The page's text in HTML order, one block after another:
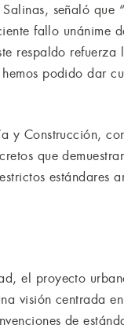
señaló
fallo unánime
respaldo
podido dar
y Construcción,
que
el proyecto
visión centrada
de